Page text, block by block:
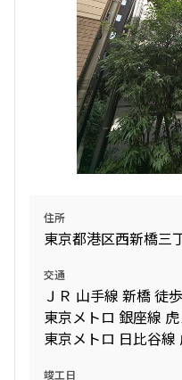
お部屋
検索結果の絞り込み
〜
管理費/共益費含む
礼金なし
敷金なし
礼金１ヶ月以下
フリーレント付き
間取り
住所
東京都港区西新橋三
交通
ＪＲ 山手線 新橋 徒
東京メトロ 銀座線
東京メトロ 日比谷
竣工日